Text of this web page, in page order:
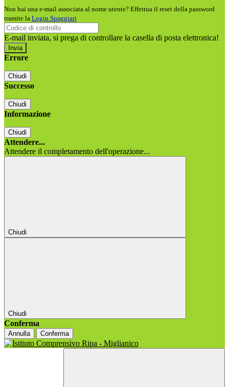
Non hai una e-mail associata al nome utente? Effettua il reset della password
tramite la Login Spaggiari
E-mail inviata, si prega di controllare la casella di posta elettronica!
Errore
Chiudi
Successo
Chiudi
Informazione
Chiudi
Attendere...
Attendere il completamento dell'operazione...
Chiudi
Chiudi
Conferma
Annulla Conferma